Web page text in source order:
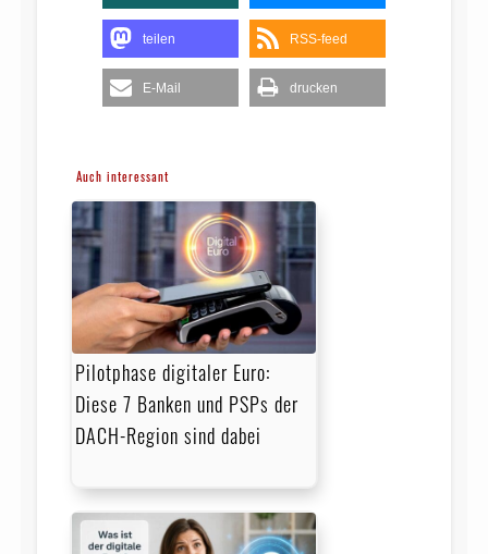
teilen RSS-feed
E-Mail drucken
Auch interessant
Pilotphase digitaler Euro:
Diese 7 Banken und PSPs der
DACH-Region sind dabei